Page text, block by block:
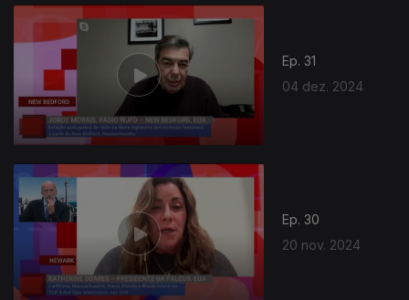
Ep. 31
04 dez. 2024
Ep. 30
20 nov. 2024